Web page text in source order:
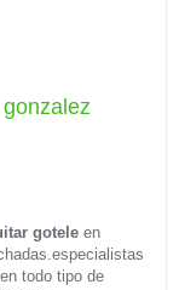
gotele en
todo tipo de